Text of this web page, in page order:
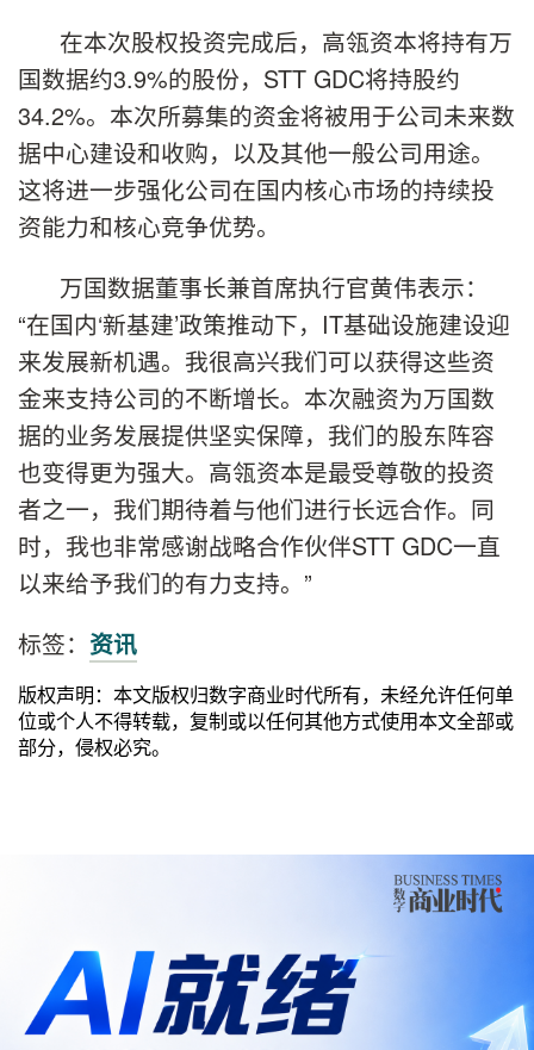
在本次股权投资完成后，高瓴资本将持有万
国数据约3.9%的股份，STT GDC将持股约
34.2%。本次所募集的资金将被用于公司未来数
据中心建设和收购，以及其他一般公司用途。
这将进一步强化公司在国内核心市场的持续投
资能力和核心竞争优势。
万国数据董事长兼首席执行官黄伟表示：
“在国内‘新基建’政策推动下，IT基础设施建设迎
来发展新机遇。我很高兴我们可以获得这些资
金来支持公司的不断增长。本次融资为万国数
据的业务发展提供坚实保障，我们的股东阵容
也变得更为强大。高瓴资本是最受尊敬的投资
者之一，我们期待着与他们进行长远合作。同
时，我也非常感谢战略合作伙伴STT GDC一直
以来给予我们的有力支持。”
标签： 资讯
版权声明：本文版权归数字商业时代所有，未经允许任何单
位或个人不得转载，复制或以任何其他方式使用本文全部或
部分，侵权必究。